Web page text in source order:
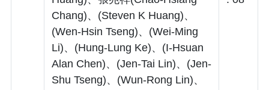
Chang)、(Steven K Huang)、
(Wen-Hsin Tseng)、(Wei-Ming
Li)、(Hung-Lung Ke)、(I-Hsuan
Alan Chen)、(Jen-Tai Lin)、(Jen-
Shu Tseng)、(Wun-Rong Lin)、